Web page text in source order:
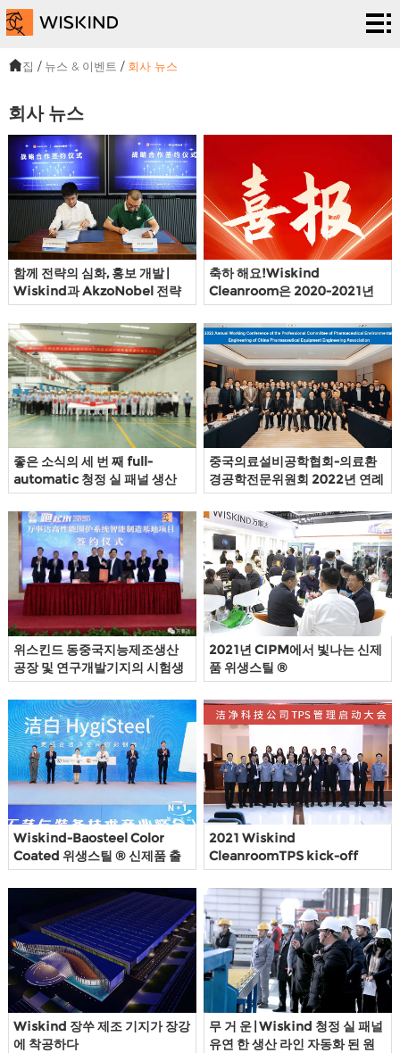
청
정
시
스
템
EPC
서비
스
솔
루
션
프
로
젝
트
우
리
에
대
해
뉴
스
&
이
벤
트
리
에
게
연
집 / 뉴스 & 이벤트 / 회사 뉴스
회사 뉴스
함께 전략의 심화, 홍보 개발 |
Wiskind과 AkzoNobel 전략
적 계약을 맺
축하 해요!Wiskind
Cleanroom은 2020-2021년
상위 30개 제어 환경 산업 중 하
나로 꼽히며 업계 기준이 됩니다.
좋은 소식의 세 번 째 full-
automatic 청정 실 패널 생산
라인 | Wiskind은 공식적으로
작업에 넣 되었고, 새로 운 에너
지를 주입 청정 실 산업에 개발이
다.
중국의료설비공학협회-의료환
경공학전문위원회 2022년 연례
업무회의가 성공적으로 개최되
었다
위스킨드 동중국지능제조생산
공장 및 연구개발기지의 시험생
산에 성공하였다
2021년 CIPM에서 빛나는 신제
품 위생스틸 ®
Wiskind-Baosteel Color
Coated 위생스틸 ® 신제품 출
시 컨퍼런스
2021 Wiskind
CleanroomTPS kick-off
meeting이 성공적으로 개최되
었습니다
Wiskind 장쑤 제조 기지가 장강
에 착공하다
무 거 운 | Wiskind 청정 실 패널
유연 한 생산 라인 자동화 된 원